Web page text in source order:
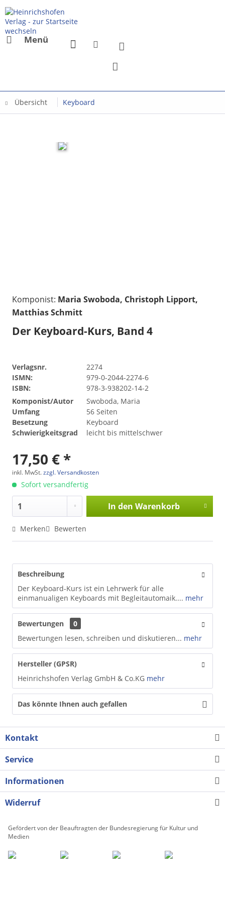
Menü
Übersicht Keyboard
Komponist: Maria Swoboda, Christoph Lipport,
Matthias Schmitt
Der Keyboard-Kurs, Band 4
Verlagsnr.
2274
ISMN:
979-0-2044-2274-6
ISBN:
978-3-938202-14-2
Komponist/Autor
Swoboda, Maria
Umfang
56 Seiten
Besetzung
Keyboard
Schwierigkeitsgrad
leicht bis mittelschwer
17,50 € *
inkl. MwSt.zzgl. Versandkosten
Sofort versandfertig
In den Warenkorb
Merken Bewerten
Beschreibung
Der Keyboard-Kurs ist ein Lehrwerk für alle
einmanualigen Keyboards mit Begleitautomaik.... mehr
Bewertungen
0
Bewertungen lesen, schreiben und diskutieren... mehr
Hersteller (GPSR)
Heinrichshofen Verlag GmbH & Co.KG mehr
Das könnte Ihnen auch gefallen
Kontakt
Service
Informationen
Widerruf
Gefördert von der Beauftragten der Bundesregierung für Kultur und
Medien